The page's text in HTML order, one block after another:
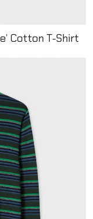
Cotton T-Shirt